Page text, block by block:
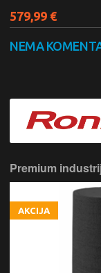
579,99 €
NEMA
Premium
AKCIJA